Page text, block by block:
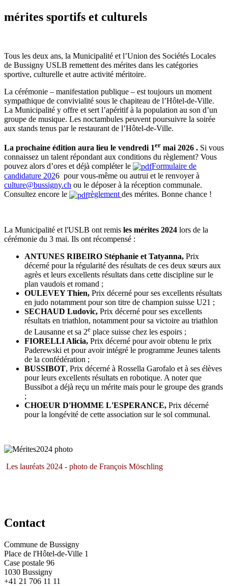
mérites sportifs et culturels
Tous les deux ans, la Municipalité et l’Union des Sociétés Locales
de Bussigny USLB remettent des mérites dans les catégories
sportive, culturelle et autre activité méritoire.
La cérémonie – manifestation publique – est toujours un moment
sympathique de convivialité sous le chapiteau de l’Hôtel-de-Ville.
La Municipalité y offre et sert l’apéritif à la population au son d’un
groupe de musique. Les noctambules peuvent poursuivre la soirée
aux stands tenus par le restaurant de l’Hôtel-de-Ville.
La prochaine édition aura lieu le vendredi 1er mai 2026 . Si vous
connaissez un talent répondant aux conditions du règlement? Vous
pouvez alors d’ores et déjà compléter le
Formulaire de
candidature 2026 pour vous-même ou autrui et le renvoyer à
culture@bussigny.ch ou le déposer à la réception communale.
Consultez encore le
règlementdes mérites. Bonne chance !
La Municipalité et l'USLB ont remis les mérites 2024 lors de la
cérémonie du 3 mai. Ils ont récompensé :
ANTUNES RIBEIRO Stéphanie et Tatyanna, Prix
décerné pour la régularité des résultats de ces deux sœurs aux
agrès et leurs excellents résultats dans cette discipline sur le
plan vaudois et romand ;
OULEVEY Thien, Prix décerné pour ses excellents résultats
en judo notamment pour son titre de champion suisse U21 ;
SECHAUD Ludovic, Prix décerné pour ses excellents
résultats en triathlon, notamment pour sa victoire au triathlon
de Lausanne et sa 2e place suisse chez les espoirs ;
FIORELLI Alicia, Prix décerné pour avoir obtenu le prix
Paderewski et pour avoir intégré le programme Jeunes talents
de la confédération ;
BUSSIBOT, Prix décerné à Rossella Garofalo et à ses élèves
pour leurs excellents résultats en robotique. A noter que
Bussibot a déjà reçu un mérite mais pour le groupe des grands
;
CHOEUR D'HOMME L'ESPERANCE, Prix décerné
pour la longévité de cette association sur le sol communal.
Les lauréats 2024 - photo de François Möschling
Contact
Commune de Bussigny
Place de l'Hôtel-de-Ville 1
Case postale 96
1030 Bussigny
+41 21 706 11 11